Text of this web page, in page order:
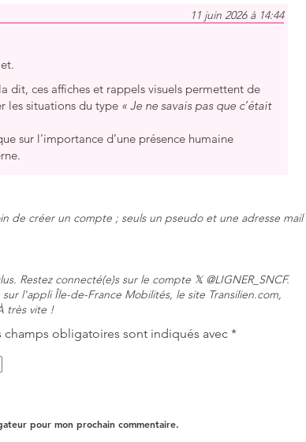
11 juin 2026 à 14:44
dit, ces affiches et rappels visuels permettent de
les situations du type « Je ne savais pas que c’était
sur l’importance d’une présence humaine
de créer un compte ; seuls un pseudo et une adresse mail
Restez connecté(e)s sur le compte 𝕏 @LIGNER_SNCF.
l'appli Île-de-France Mobilités, le site Transilien.com,
très vite !
champs obligatoires sont indiqués avec *
pour mon prochain commentaire.